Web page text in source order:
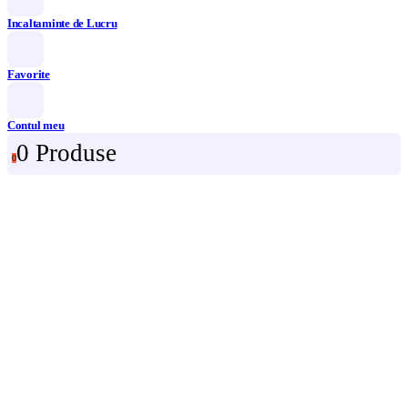
Incaltaminte de Lucru
Favorite
Contul meu
00 Produse